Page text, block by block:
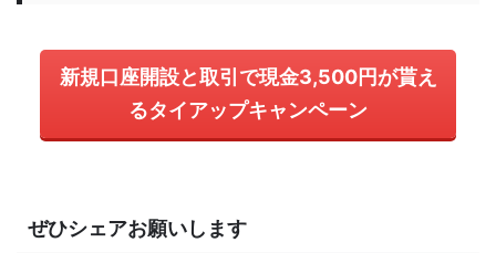
新規口座開設と取引で現金3,500円が貰え
るタイアップキャンペーン
ぜひシェアお願いします